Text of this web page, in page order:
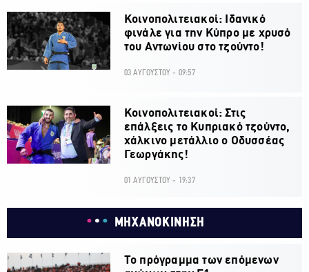
Κοινοπολιτειακοί: Ιδανικό
φινάλε για την Κύπρο με χρυσό
του Αντωνίου στο τζούντο!
03 ΑΥΓΟΥΣΤΟΥ - 09:57
Κοινοπολιτειακοί: Στις
επάλξεις το Κυπριακό τζούντο,
χάλκινο μετάλλιο ο Οδυσσέας
Γεωργάκης!
01 ΑΥΓΟΥΣΤΟΥ - 19:37
ΜΗΧΑΝΟΚΙΝΗΣΗ
Το πρόγραμμα των επόμενων